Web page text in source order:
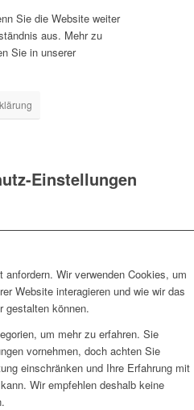
Sie die Website weiter
aus. Mehr zu
Sie in unserer
Einstellungen
Wir verwenden Cookies, um
Website interagieren und wie wir das
gestalten können.
um mehr zu erfahren. Sie
vornehmen, doch achten Sie
einschränken und Ihre Erfahrung mit
Wir empfehlen deshalb keine